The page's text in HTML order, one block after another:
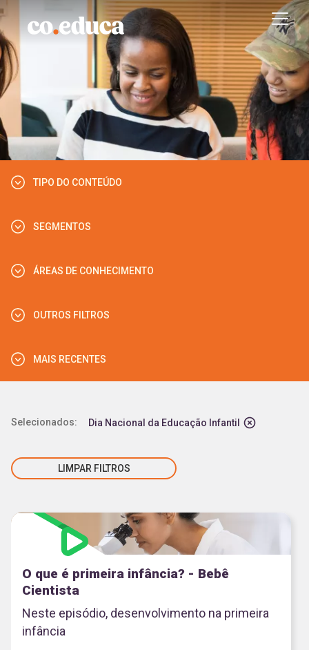
TIPO DO CONTEÚDO
VÍDEO
PODCAST
TRILHA
PUBLICAÇÃO
ARTIGO
SEGMENTOS
EDUCAÇÃO INFANTIL
EDUCAÇÃO PROFISSIONAL
ÁREAS DE CONHECIMENTO
CIÊNCIAS HUMANAS
LINGUAGENS
MATEMÁTICA
OUTROS FILTROS
MAIS RECENTES
Selecionados: Dia Nacional da Educação Infantil
LIMPAR FILTROS
O que é primeira infância? - Bebê
Cientista
Neste episódio, desenvolvimento na primeira
infância